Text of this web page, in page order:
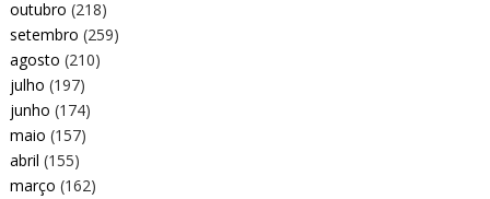
outubro (218)
setembro (259)
agosto (210)
julho (197)
junho (174)
maio (157)
abril (155)
março (162)